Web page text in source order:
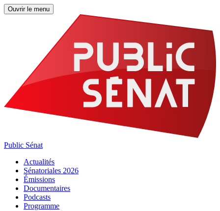
Ouvrir le menu
Public Sénat
Actualités
Sénatoriales 2026
Émissions
Documentaires
Podcasts
Programme